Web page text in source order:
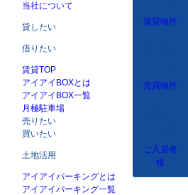
当社について
貸したい
借りたい
賃貸TOP
アイアイBOXとは
アイアイBOX一覧
月極駐車場
売りたい
買いたい
土地活用
アイアイパーキングとは
アイアイパーキング一覧
賃貸物件
売買物件
ご入居者
様